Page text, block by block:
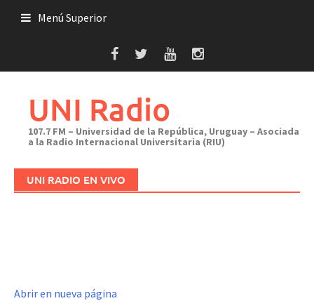
Menú Superior
UNI Radio
107.7 FM – Universidad de la República, Uruguay – Asociada
a la Radio Internacional Universitaria (RIU)
UNI RADIO EN VIVO
Abrir en nueva página